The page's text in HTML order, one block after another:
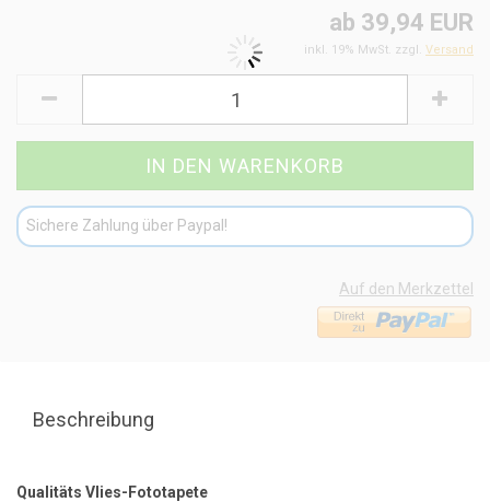
ab 39,94 EUR
inkl. 19% MwSt. zzgl. Versand
Sichere Zahlung über Paypal!
Auf den Merkzettel
Beschreibung
Qualitäts Vlies-Fototapete